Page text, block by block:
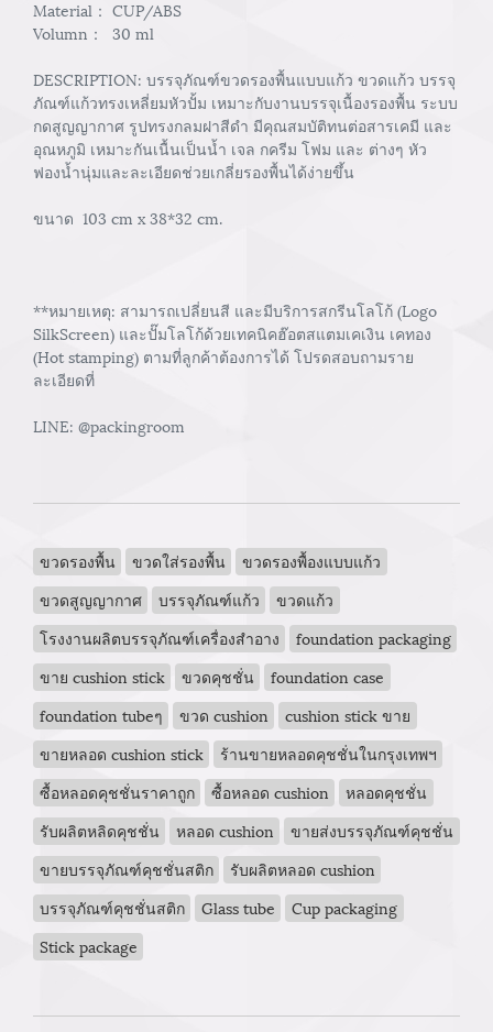
Material： CUP/ABS
Volumn： 30 ml
DESCRIPTION: บรรจุภัณฑ์ขวดรองพื้นแบบแก้ว ขวดแก้ว บรรจุ
ภัณฑ์แก้วทรงเหลี่ยมหัวปั้ม เหมาะกับงานบรรจุเนื้องรองพื้น ระบบ
กดสูญญากาศ รูปทรงกลมฝาสีดำ มีคุณสมบัติทนต่อสารเคมี และ
อุณหภูมิ เหมาะกันเนื้นเป็นน้ำ เจล กครีม โฟม และ ต่างๆ หัว
ฟองน้ำนุ่มและละเอียดช่วยเกลี่ยรองพื้นได้ง่ายขึ้น
ขนาด 103 cm x 38*32 cm.
**หมายเหตุ: สามารถเปลี่ยนสี และมีบริการสกรีนโลโก้ (Logo
SilkScreen) และปั๊มโลโก้ด้วยเทคนิคฮ๊อตสแตมเคเงิน เคทอง
(Hot stamping) ตามที่ลูกค้าต้องการได้ โปรดสอบถามราย
ละเอียดที่
LINE: @packingroom
ขวดรองพื้น ขวดใส่รองพื้น
ขวดรองพื้องแบบแก้ว
ขวดสูญญากาศ
บรรจุภัณฑ์แก้ว
ขวดแก้ว
โรงงานผลิตบรรจุภัณฑ์เครื่องสำอาง
foundation packaging
ขาย cushion stick
ขวดคุชชั่น
foundation case
foundation tubeๆ
ขวด cushion
cushion stick ขาย
ขายหลอด cushion stick
ร้านขายหลอดคุชชั่นในกรุงเทพฯ
ซื้อหลอดคุชชั่นราคาถูก
ซื้อหลอด cushion
หลอดคุชชั่น
รับผลิตหลิดคุชชั่น
หลอด cushion
ขายส่งบรรจุภัณฑ์คุชชั่น
ขายบรรจุภัณฑ์คุชชั่นสติก
รับผลิตหลอด cushion
บรรจุภัณฑ์คุชชั่นสติก
Glass tube
Cup packaging
Stick package